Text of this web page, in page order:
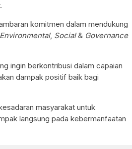
komitmen dalam mendukung
Environmental, Social& Governance
ingin berkontribusi dalam capaian
dampak positif baik bagi
masyarakat untuk
langsung pada kebermanfaatan